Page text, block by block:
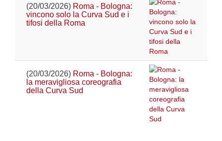
(20/03/2026) Roma - Bologna:
vincono solo la Curva Sud e i
tifosi della Roma
(20/03/2026) Roma - Bologna:
la meravigliosa coreografia
della Curva Sud